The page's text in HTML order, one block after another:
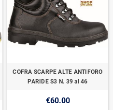
COFRA SCARPE ALTE ANTIFORO
PARIDE S3 N. 39 al 46
€60.00